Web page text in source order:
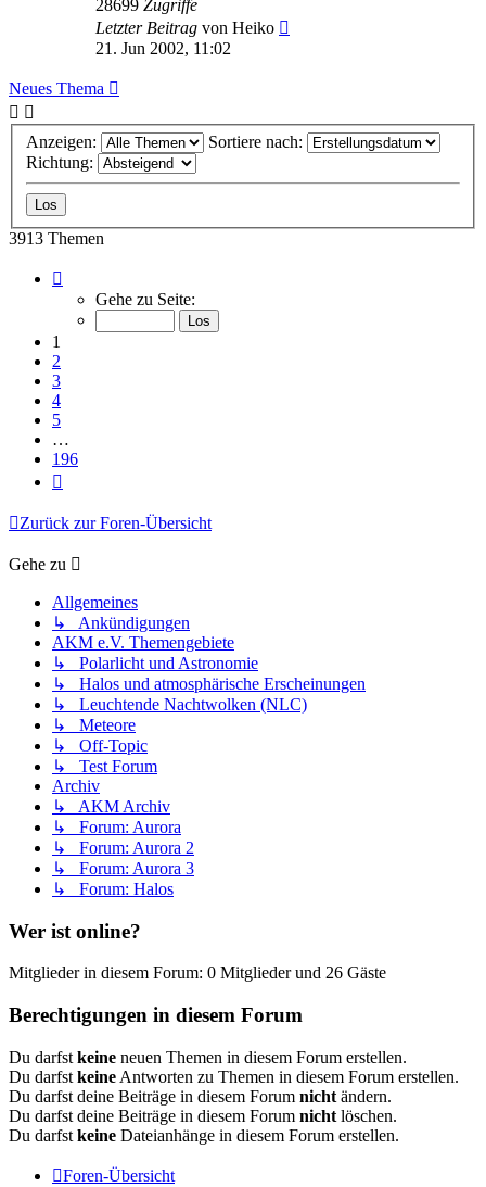
28699 Zugriffe
Letzter Beitrag von Heiko
21. Jun 2002, 11:02
Neues Thema
Anzeigen:
Sortiere nach:
Richtung:
3913 Themen
von
Gehe zu Seite:
1
2
3
4
5
…
196
Zurück zur Foren-Übersicht
Gehe zu
Allgemeines
↳ Ankündigungen
AKM e.V. Themengebiete
↳ Polarlicht und Astronomie
↳ Halos und atmosphärische Erscheinungen
↳ Leuchtende Nachtwolken (NLC)
↳ Meteore
↳ Off-Topic
↳ Test Forum
Archiv
↳ AKM Archiv
↳ Forum: Aurora
↳ Forum: Aurora 2
↳ Forum: Aurora 3
↳ Forum: Halos
Wer ist online?
Mitglieder in diesem Forum: 0 Mitglieder und 26 Gäste
Berechtigungen in diesem Forum
Du darfst keine neuen Themen in diesem Forum erstellen.
Du darfst keine Antworten zu Themen in diesem Forum erstellen.
Du darfst deine Beiträge in diesem Forum nicht ändern.
Du darfst deine Beiträge in diesem Forum nicht löschen.
Du darfst keine Dateianhänge in diesem Forum erstellen.
Foren-Übersicht